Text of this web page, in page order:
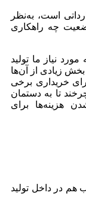
است، به‌نظر
چه راهکاری
نیاز ما تولید
زیادی از آن‌ها
خریداری برخی
تا به دستمان
هزینه‌ها برای
هم در داخل تولید